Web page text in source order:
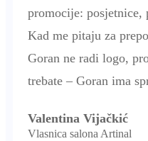
promocije: posjetnice,
Kad me pitaju za
Goran ne radi logo,
trebate – Goran ima
Valentina Vijačkić
Vlasnica salona Artinal